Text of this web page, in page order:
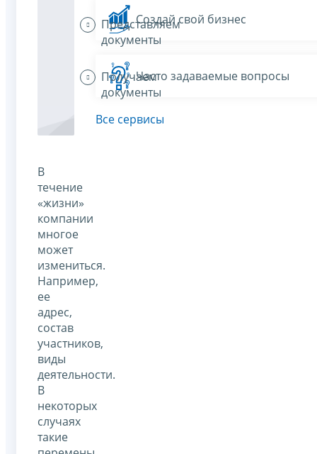
Представляем
документы
Получаем
документы
В
течение
«жизни»
компании
многое
может
измениться.
Например,
ее
адрес,
состав
участников,
виды
деятельности.
В
некоторых
случаях
такие
Создай свой бизнес
Часто задаваемые вопросы
Все сервисы